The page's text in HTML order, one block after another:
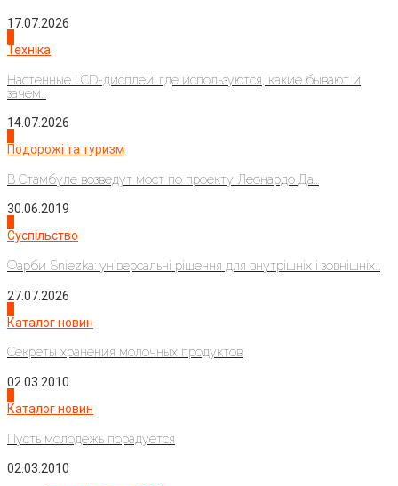
17.07.2026
Техніка
Настенные LCD-дисплеи: где используются, какие бывают и
зачем...
14.07.2026
Подорожі та туризм
В Стамбуле возведут мост по проекту Леонардо Да...
30.06.2019
Суспільство
Фарби Sniezka: універсальні рішення для внутрішніх і зовнішніх...
27.07.2026
Каталог новин
Секреты хранения молочных продуктов
02.03.2010
Каталог новин
Пусть молодежь порадуется
02.03.2010